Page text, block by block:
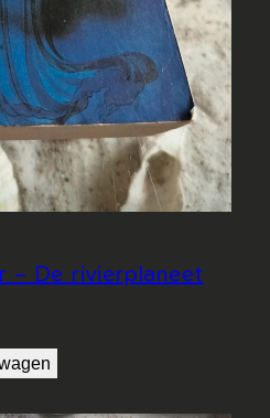
– De rivierplaneet